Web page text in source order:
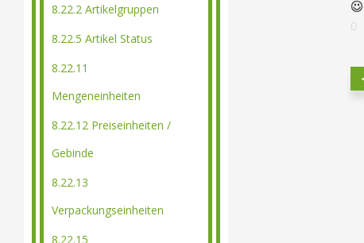
8.22.2 Artikelgruppen
8.22.5 Artikel Status
8.22.11
Mengeneinheiten
8.22.12 Preiseinheiten /
Gebinde
8.22.13
Verpackungseinheiten
8.22.15
0